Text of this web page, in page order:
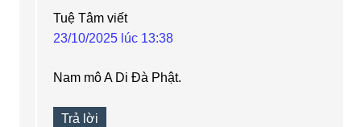
Tuệ Tâm viết
23/10/2025 lúc 13:38
Nam mô A Di Đà Phật.
Trả lời